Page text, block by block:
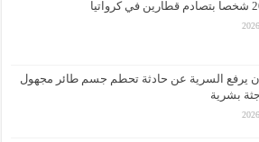
يرفع السرية عن حادثة تحطم جسم طائر مجهول
بشرية